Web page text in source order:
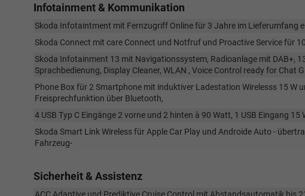
Infotainment & Kommunikation
Skoda Infotaintment mit Fernzugriff Online für 3 Jahre im Lieferumfang
Skoda Connect mit care Connect und Notfruf und Proactive Service für
Skoda Infotainment 13 mit Navigationssystem, Radioanlage mit DAB+,
Sprachbedienung, Display Cleaner, WLAN , Voice Control ready for Chat
Phone Box für 2 Smartphone mit induktiver Ladestation Wirelesss 15 W
Freisprechfunktion über Bluetooth,
4 USB Typ C Eingänge 2 vorne und 2 hinten à 90 Watt, 1 USB Eingang 15
Skoda Smart Link Wireless für Apple Car Play und Androide Auto -
Fahrzeug-
Sicherheit & Assistenz
ACC Adaptive und Prediktive Cruise Control mit Abstandsautomatik bis